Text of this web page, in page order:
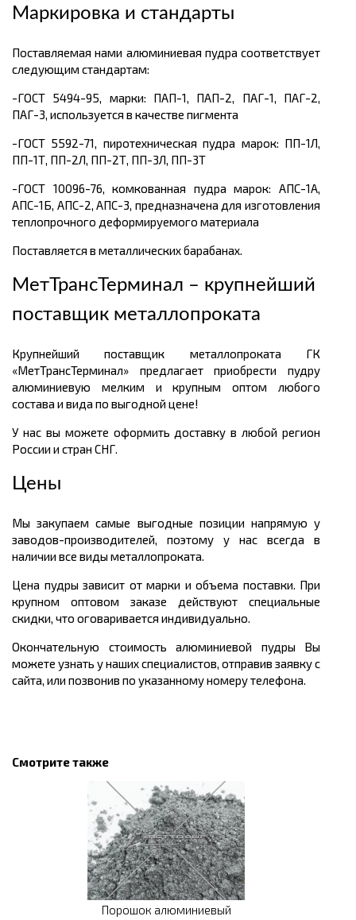
Маркировка и стандарты
Поставляемая нами алюминиевая пудра соответствует
следующим стандартам:
-ГОСТ 5494-95, марки: ПАП-1, ПАП-2, ПАГ-1, ПАГ-2,
ПАГ-3, используется в качестве пигмента
-ГОСТ 5592-71, пиротехническая пудра марок: ПП-1Л,
ПП-1Т, ПП-2Л, ПП-2Т, ПП-3Л, ПП-3Т
-ГОСТ 10096-76, комкованная пудра марок: АПС-1А,
АПС-1Б, АПС-2, АПС-3, предназначена для изготовления
теплопрочного деформируемого материала
Поставляется в металлических барабанах.
МетТрансТерминал – крупнейший
поставщик металлопроката
Крупнейший поставщик металлопроката ГК
«МетТрансТерминал» предлагает приобрести пудру
алюминиевую мелким и крупным оптом любого
состава и вида по выгодной цене!
У нас вы можете оформить доставку в любой регион
России и стран СНГ.
Цены
Мы закупаем самые выгодные позиции напрямую у
заводов-производителей, поэтому у нас всегда в
наличии все виды металлопроката.
Цена пудры зависит от марки и объема поставки. При
крупном оптовом заказе действуют специальные
скидки, что оговаривается индивидуально.
Окончательную стоимость алюминиевой пудры Вы
можете узнать у наших специалистов, отправив заявку с
сайта, или позвонив по указанному номеру телефона.
Смотрите также
Порошок алюминиевый